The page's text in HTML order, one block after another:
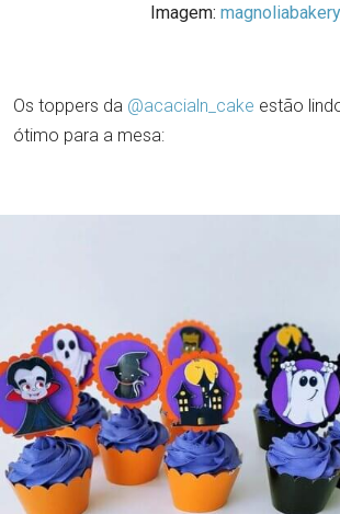
Imagem: magnoliabakery
Os toppers da @acacialn_cake estão
ótimo para a mesa: